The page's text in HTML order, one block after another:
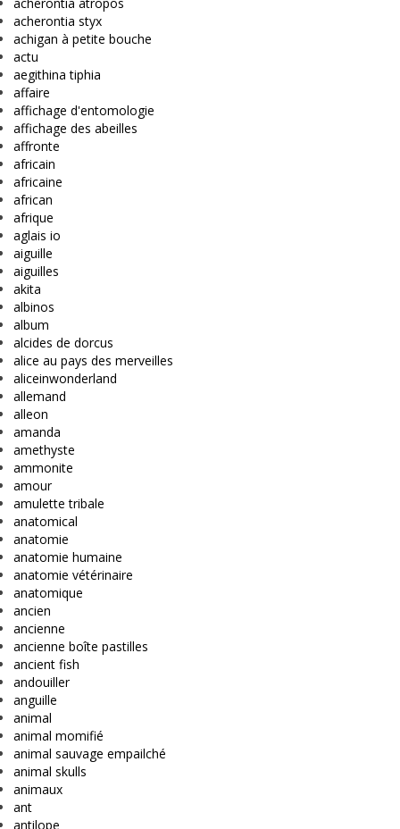
acherontia styx
achigan à petite bouche
actu
aegithina tiphia
affaire
affichage d'entomologie
affichage des abeilles
affronte
africain
africaine
african
afrique
aglais io
aiguille
aiguilles
akita
albinos
album
alcides de dorcus
alice au pays des merveilles
aliceinwonderland
allemand
alleon
amanda
amethyste
ammonite
amour
amulette tribale
anatomical
anatomie
anatomie humaine
anatomie vétérinaire
anatomique
ancien
ancienne
ancienne boîte pastilles
ancient fish
andouiller
anguille
animal
animal momifié
animal sauvage empailché
animal skulls
animaux
ant
antilope